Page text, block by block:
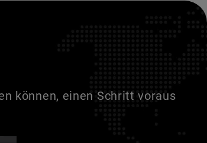
können, einen Schritt voraus